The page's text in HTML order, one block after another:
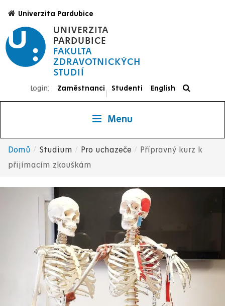
hlavnímu
obsahu
UNIVERZITA
PARDUBICE
FAKULTA
ZDRAVOTNICKÝCH
STUDIÍ
Univerzita Pardubice
Login: Zaměstnanci
|
Studenti English
Menu
Drobečková
navigace
Domů Studium Pro uchazeče
Přípravný kurz k
přijímacím zkouškám